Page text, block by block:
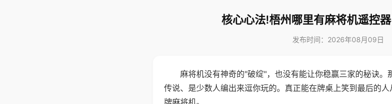
核心心法!梧州哪里有麻将机遥控
发布时间：2026年08月09日
麻将机没有神奇的"破绽"，也没有能让你稳赢三家的秘诀。
传说、是少数人编出来逗你玩的。真正能在牌桌上笑到最后的
牌麻将机。